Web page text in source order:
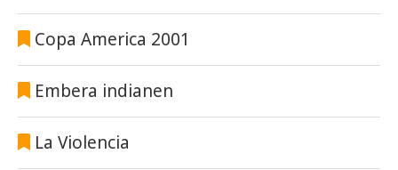
Copa America 2001
Embera indianen
La Violencia